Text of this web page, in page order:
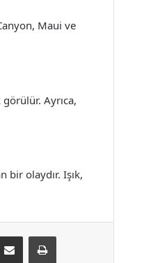
Maui ve
Ayrıca,
bir olaydır. Işık,
E-Posta ile paylaş Yazdır